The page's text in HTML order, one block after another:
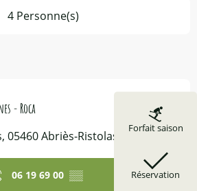
Forfait saison
Réservation
4 Personne(s)
- Roca
05460 Abriès-Ristolas
06 19 69 00 ▒▒